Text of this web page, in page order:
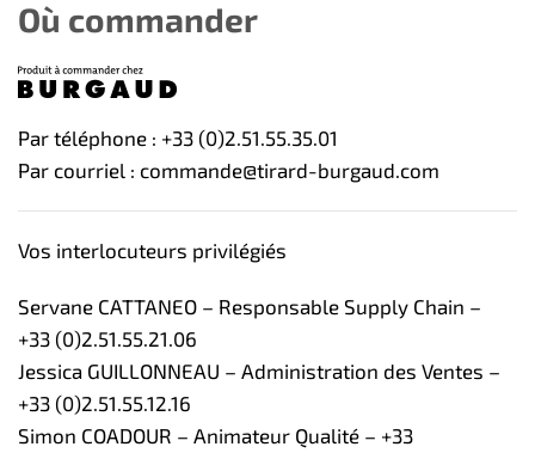
Où commander
Par téléphone : +33 (0)2.51.55.35.01
Par courriel : commande@tirard-burgaud.com
Vos interlocuteurs privilégiés
Servane CATTANEO – Responsable Supply Chain –
+33 (0)2.51.55.21.06
Jessica GUILLONNEAU – Administration des Ventes –
+33 (0)2.51.55.12.16
Simon COADOUR – Animateur Qualité – +33